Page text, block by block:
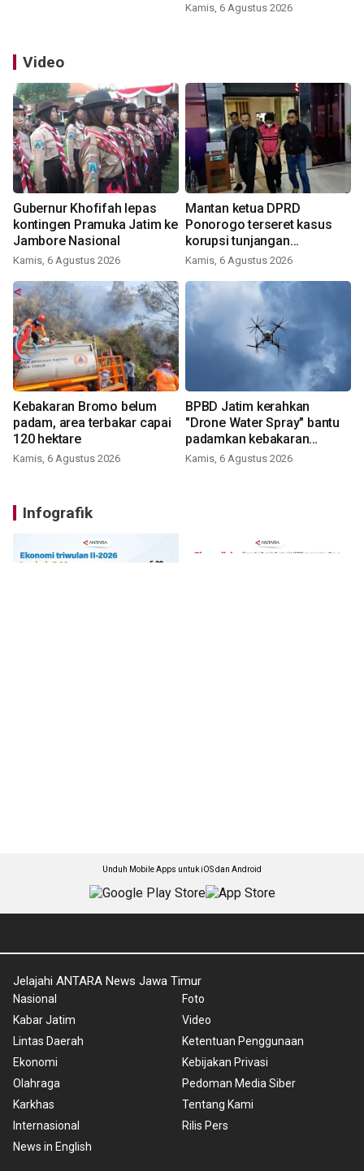
Kamis, 6 Agustus 2026
Video
Gubernur Khofifah lepas
kontingen Pramuka Jatim ke
Jambore Nasional
Kamis, 6 Agustus 2026
Mantan ketua DPRD
Ponorogo terseret kasus
korupsi tunjangan
perumahan
Kamis, 6 Agustus 2026
Kebakaran Bromo belum
padam, area terbakar capai
120 hektare
Kamis, 6 Agustus 2026
BPBD Jatim kerahkan
"Drone Water Spray" bantu
padamkan kebakaran
Bromo
Kamis, 6 Agustus 2026
Infografik
Unduh Mobile Apps untuk iOS dan Android
Jelajahi ANTARA News Jawa Timur
Nasional
Kabar Jatim
Lintas Daerah
Ekonomi
Olahraga
Karkhas
Internasional
News in English
Foto
Video
Ketentuan Penggunaan
Kebijakan Privasi
Pedoman Media Siber
Tentang Kami
Rilis Pers